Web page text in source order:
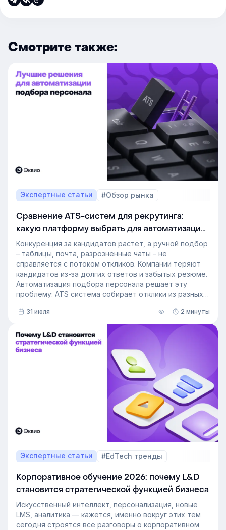
Смотрите также:
Экспертные статьи #Обзор рынка
Сравнение ATS-систем для рекрутинга:
какую платформу выбрать для автоматизации
подбора персонала
Конкуренция за кандидатов растет, а ручной подбор
– таблицы, почта, разрозненные чаты – не
справляется с потоком откликов. Компании теряют
кандидатов из-за долгих ответов и забытых резюме.
Автоматизация подбора персонала решает эту
проблему: ATS система собирает отклики из разных
снимает с рекрутера рутину. Сегодня программа для
рекрутинга – это базовый инструмент для быстрого
и системного закрытия вакансий.
31 июля 2 минуты
Экспертные статьи #EdTech тренды
Корпоративное обучение 2026: почему L&D
становится стратегической функцией бизнеса
Искусственный интеллект, персонализация, новые
LMS, аналитика — кажется, именно вокруг этих тем
сегодня строятся все разговоры о корпоративном